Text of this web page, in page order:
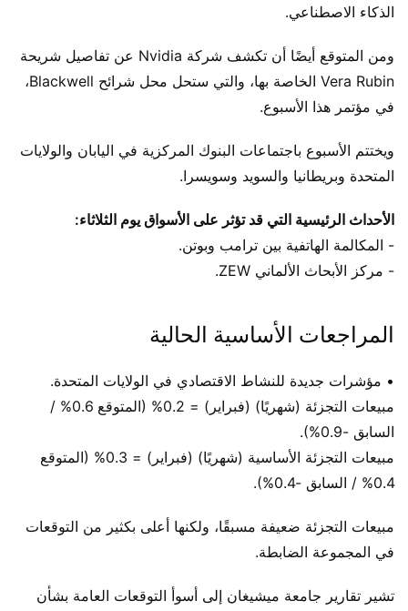
الذكاء الاصطناعي.
ومن المتوقع أيضًا أن تكشف شركة Nvidia عن تفاصيل شريحة
Vera Rubin الخاصة بها، والتي ستحل محل شرائح Blackwell،
في مؤتمر هذا الأسبوع.
ويختتم الأسبوع باجتماعات البنوك المركزية في اليابان والولايات
المتحدة وبريطانيا والسويد وسويسرا.
الأحداث الرئيسية التي قد تؤثر على الأسواق يوم الثلاثاء:
- المكالمة الهاتفية بين ترامب وبوتن.
- مركز الأبحاث الألماني ZEW.
المراجعات الأساسية الحالية
• مؤشرات جديدة للنشاط الاقتصادي في الولايات المتحدة.
مبيعات التجزئة (شهريًا) (فبراير) = 0.2% (المتوقع 0.6% /
السابق -0.9%).
مبيعات التجزئة الأساسية (شهريًا) (فبراير) = 0.3% (المتوقع
0.4% / السابق -0.4%).
مبيعات التجزئة ضعيفة مسبقًا، ولكنها أعلى بكثير من التوقعات
في المجموعة الضابطة.
تشير تقارير جامعة ميشيغان إلى أسوأ التوقعات العامة بشأن